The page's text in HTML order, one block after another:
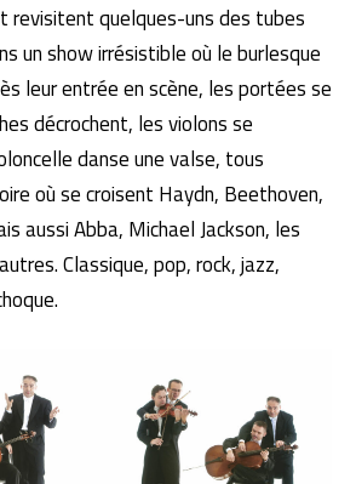
revisitent quelques-uns des tubes
un show irrésistible où le burlesque
leur entrée en scène, les portées se
décrochent, les violons se
danse une valse, tous
où se croisent Haydn, Beethoven,
aussi Abba, Michael Jackson, les
Classique, pop, rock, jazz,